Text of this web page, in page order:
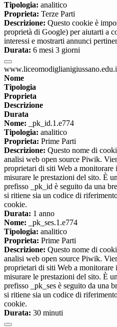
Tipologia: analitico
Proprieta: Terze Parti
Descrizione: Questo cookie è
proprietà di Google) per aiutarti a
interessi e mostrarti annunci
Durata: 6 mesi 3 giorni
Nome
Tipologia
Proprieta
Descrizione
Durata
Nome: _pk_id.1.e774
Tipologia: analitico
Proprieta: Prime Parti
Descrizione: Questo nome di
analisi web open source Piwik.
proprietari di siti Web a
misurare le prestazioni del sito. È
prefisso _pk_id è seguito da una
si ritiene sia un codice di
cookie.
Durata: 1 anno
Nome: _pk_ses.1.e774
Tipologia: analitico
Proprieta: Prime Parti
Descrizione: Questo nome di
analisi web open source Piwik.
proprietari di siti Web a
misurare le prestazioni del sito. È
prefisso _pk_ses è seguito da una
si ritiene sia un codice di
cookie.
Durata: 30 minuti